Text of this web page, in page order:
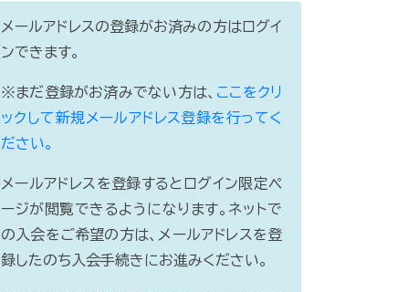
メールアドレスの登録がお済みの方はログイ
ンできます。
※まだ登録がお済みでない方は、 ここをクリ
ックして新規メールアドレス登録を行ってく
ださい。
メールアドレスを登録するとログイン限定ペ
ージが閲覧できるようになります。ネットで
の入会をご希望の方は、メールアドレスを登
録したのち入会手続きにお進みください。